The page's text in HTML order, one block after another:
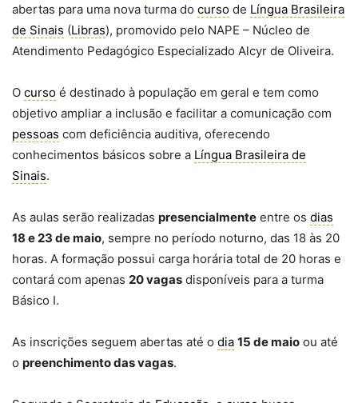
abertas para uma nova turma do curso de Língua Brasileira
de Sinais (Libras), promovido pelo NAPE – Núcleo de
Atendimento Pedagógico Especializado Alcyr de Oliveira.
O curso é destinado à população em geral e tem como
objetivo ampliar a inclusão e facilitar a comunicação com
pessoas com deficiência auditiva, oferecendo
conhecimentos básicos sobre a Língua Brasileira de
Sinais.
As aulas serão realizadas presencialmente entre os dias
18 e 23 de maio, sempre no período noturno, das 18 às 20
horas. A formação possui carga horária total de 20 horas e
contará com apenas 20 vagas disponíveis para a turma
Básico I.
As inscrições seguem abertas até o dia 15 de maio ou até
o preenchimento das vagas.